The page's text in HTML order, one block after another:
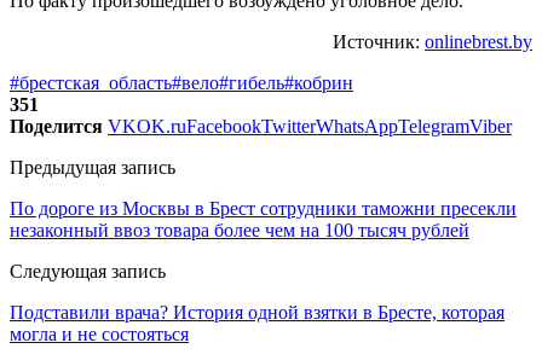
Источник: onlinebrest.by
#брестская_область#вело#гибель#кобрин
351
Поделится VKOK.ruFacebookTwitterWhatsAppTelegramViber
Предыдущая запись
По дороге из Москвы в Брест сотрудники таможни пресекли
незаконный ввоз товара более чем на 100 тысяч рублей
Следующая запись
Подставили врача? История одной взятки в Бресте, которая
могла и не состояться